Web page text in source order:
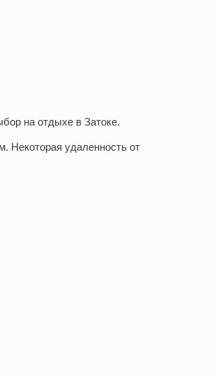
наотдыхе в Затоке.
Некоторая удаленность от